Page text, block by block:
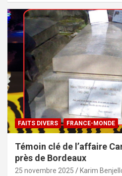
FAITS DIVERS FRANCE-MONDE
Témoin clé de l’affaire
près de Bordeaux
25 novembre 2025 Karim